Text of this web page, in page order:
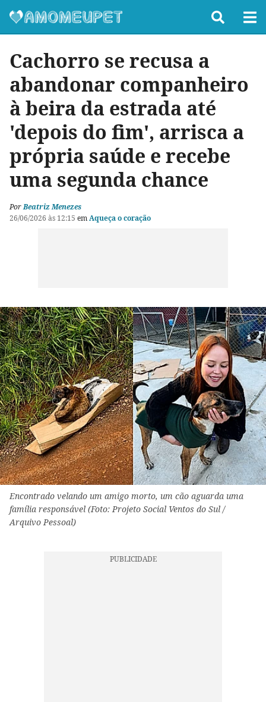
Cachorro se recusa a
abandonar companheiro
à beira da estrada até
'depois do fim', arrisca a
própria saúde e recebe
uma segunda chance
PorBeatriz Menezes
26/06/2026 às 12:15 emAqueça o coração
Encontrado velando um amigo morto, um cão aguarda uma
família responsável (Foto: Projeto Social Ventos do Sul /
Arquivo Pessoal)